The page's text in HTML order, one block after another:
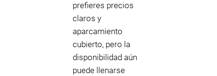
prefieres precios
claros y
aparcamiento
cubierto, pero la
disponibilidad aún
puede llenarse